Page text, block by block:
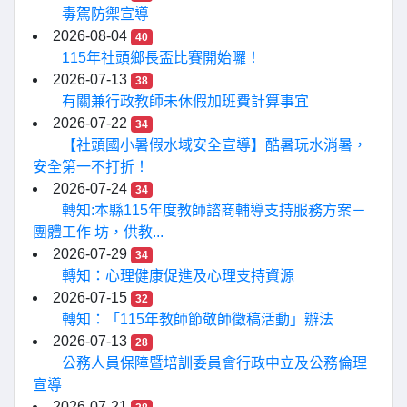
毒駕防禦宣導
2026-08-04
40
115年社頭鄉長盃比賽開始囉！
2026-07-13
38
有關兼行政教師未休假加班費計算事宜
2026-07-22
34
【社頭國小暑假水域安全宣導】酷暑玩水消暑，
安全第一不打折！
2026-07-24
34
轉知:本縣115年度教師諮商輔導支持服務方案－
團體工作 坊，供教...
2026-07-29
34
轉知：心理健康促進及心理支持資源
2026-07-15
32
轉知：「115年教師節敬師徵稿活動」辦法
2026-07-13
28
公務人員保障暨培訓委員會行政中立及公務倫理
宣導